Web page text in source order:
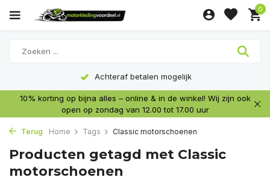
0
Achteraf betalen mogelijk
10% korting op bijna alles – online & in de winkel! Wij zijn ook
open op zondag van 12.00 tot 17.00 uur
Terug Home Tags Classic motorschoenen
Producten getagd met Classic
motorschoenen